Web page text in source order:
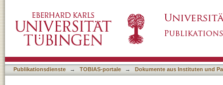
Publikationsdienste → TOBIAS-portale → Dokumente aus Instituten und